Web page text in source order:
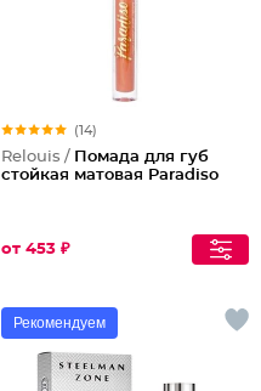
(14)
Relouis / Помада для губ
стойкая матовая Paradiso
от 453 ₽
Рекомендуем